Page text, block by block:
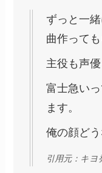
ずっと一
曲作っても
主役も声
富士急い
ます。
俺の顔どう
引用元：キヨ